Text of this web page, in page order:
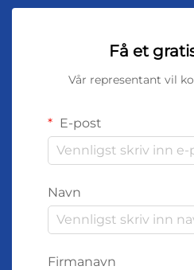
Få et
Vår representant vil
E-post
Navn
Firmanavn